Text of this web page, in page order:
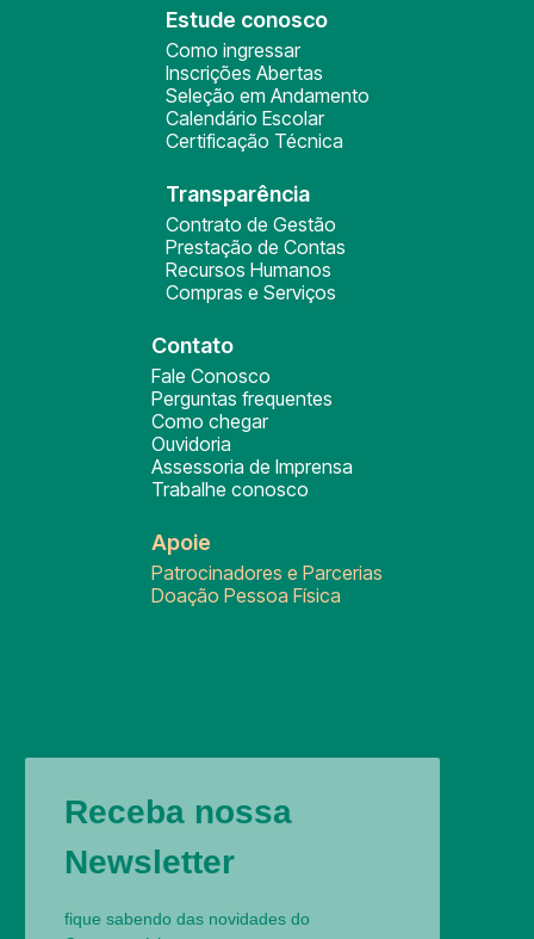
Estude conosco
Como ingressar
Inscrições Abertas
Seleção em Andamento
Calendário Escolar
Certificação Técnica
Transparência
Contrato de Gestão
Prestação de Contas
Recursos Humanos
Compras e Serviços
Contato
Fale Conosco
Perguntas frequentes
Como chegar
Ouvidoria
Assessoria de Imprensa
Trabalhe conosco
Apoie
Patrocinadores e Parcerias
Doação Pessoa Física